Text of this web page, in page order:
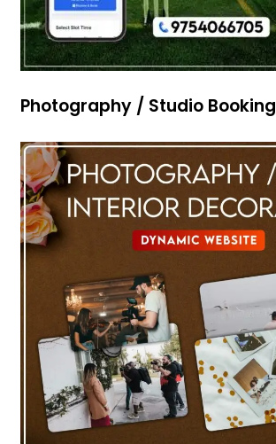
Photography / Studio Booking